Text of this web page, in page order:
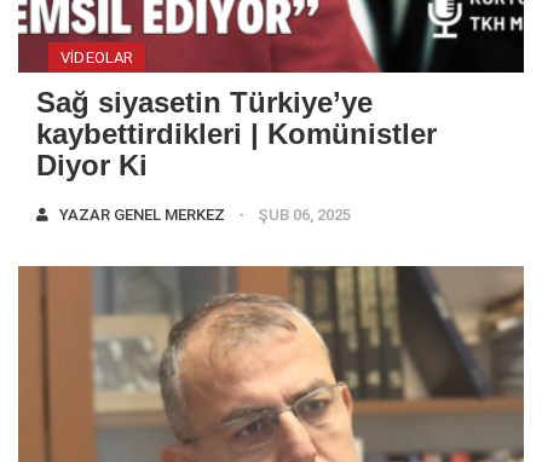
VIDEOLAR
Sağ siyasetin Türkiye’ye
kaybettirdikleri | Komünistler
Diyor Ki
YAZAR GENEL MERKEZ ŞUB 06, 2025